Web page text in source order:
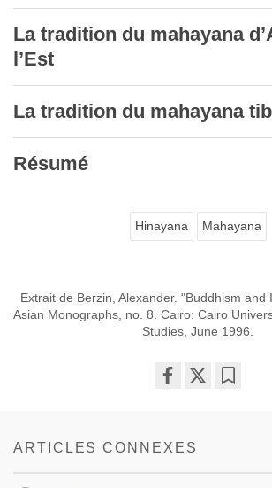
La tradition du mahayana
l’Est
La tradition du mahayana
Résumé
Hinayana Mahayana
Extrait de Berzin, Alexander. "Buddhism and
Asian Monographs, no. 8. Cairo: Cairo
Studies, June 1996.
ARTICLES CONNEXES